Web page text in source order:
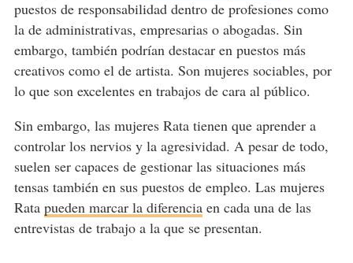
puestos de responsabilidad dentro de profesiones como
la de administrativas, empresarias o abogadas. Sin
embargo, también podrían destacar en puestos más
creativos como el de artista. Son mujeres sociables, por
lo que son excelentes en trabajos de cara al público.
Sin embargo, las mujeres Rata tienen que aprender a
controlar los nervios y la agresividad. A pesar de todo,
suelen ser capaces de gestionar las situaciones más
tensas también en sus puestos de empleo. Las mujeres
Rata pueden marcar la diferenciaen cada una de las
entrevistas de trabajo a la que se presentan.